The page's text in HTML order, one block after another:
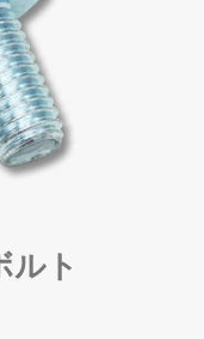
ルト